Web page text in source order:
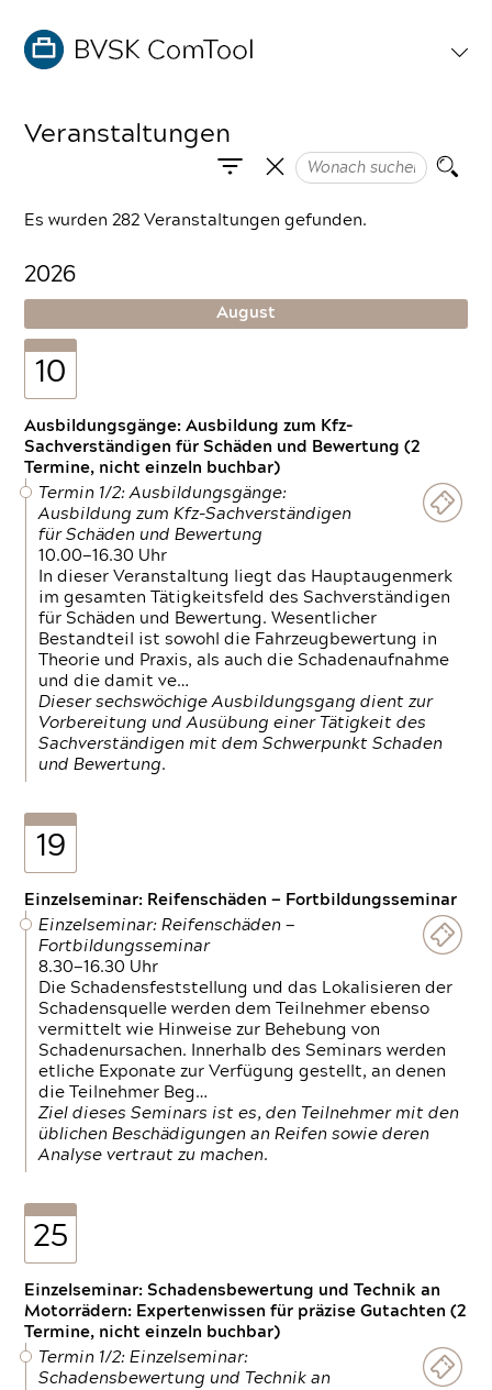
Veranstaltungen
Es wurden 282 Veranstaltungen gefunden.
2026
August
10
Ausbildungsgänge: Ausbildung zum Kfz-
Sachverständigen für Schäden und Bewertung (2
Termine, nicht einzeln buchbar)
Termin 1/2: Ausbildungsgänge:
Ausbildung zum Kfz-Sachverständigen
für Schäden und Bewertung
10.00—16.30 Uhr
In dieser Veranstaltung liegt das Hauptaugenmerk
im gesamten Tätigkeitsfeld des Sachverständigen
für Schäden und Bewertung. Wesentlicher
Bestandteil ist sowohl die Fahrzeugbewertung in
Theorie und Praxis, als auch die Schadenaufnahme
und die damit ve…
Dieser sechswöchige Ausbildungsgang dient zur
Vorbereitung und Ausübung einer Tätigkeit des
Sachverständigen mit dem Schwerpunkt Schaden
und Bewertung.
19
Einzelseminar: Reifenschäden — Fortbildungsseminar
Einzelseminar: Reifenschäden —
Fortbildungsseminar
8.30—16.30 Uhr
Die Schadensfeststellung und das Lokalisieren der
Schadensquelle werden dem Teilnehmer ebenso
vermittelt wie Hinweise zur Behebung von
Schadenursachen. Innerhalb des Seminars werden
etliche Exponate zur Verfügung gestellt, an denen
die Teilnehmer Beg…
Ziel dieses Seminars ist es, den Teilnehmer mit den
üblichen Beschädigungen an Reifen sowie deren
Analyse vertraut zu machen.
25
Einzelseminar: Schadensbewertung und Technik an
Motorrädern: Expertenwissen für präzise Gutachten (2
Termine, nicht einzeln buchbar)
Termin 1/2: Einzelseminar:
Schadensbewertung und Technik an